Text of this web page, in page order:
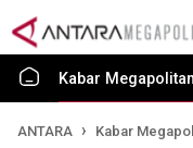
Kabar Megapolitan
ANTARA Kabar